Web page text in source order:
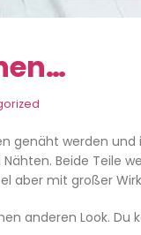
genäht werden
Beide
aber mit großer
anderen Look.